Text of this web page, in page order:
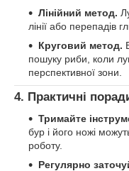
Лінійний метод.
лінії або перепадів
Круговий метод.
пошуку риби, коли
перспективної зони.
4. Практичні
Тримайте
бур і його ножі
роботу.
Регулярно